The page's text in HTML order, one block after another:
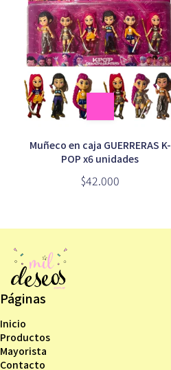
Muñeco en caja GUERRERAS K-
POP x6 unidades
$42.000
Páginas
Inicio
Productos
Mayorista
Contacto